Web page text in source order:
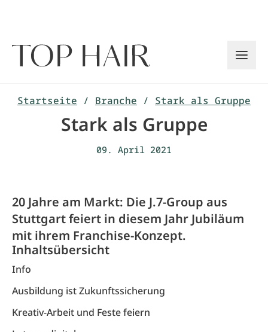
Startseite / Branche / Stark als Gruppe
Stark als Gruppe
09. April 2021
20 Jahre am Markt: Die J.7-Group aus
Stuttgart feiert in diesem Jahr Jubiläum
mit ihrem Franchise-Konzept.
Inhaltsübersicht
Info
Ausbildung ist Zukunftssicherung
Kreativ-Arbeit und Feste feiern